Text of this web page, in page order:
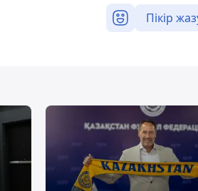
Пікір